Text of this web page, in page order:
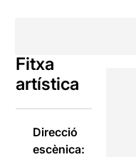
Fitxa
artística
Direcció
escènica: